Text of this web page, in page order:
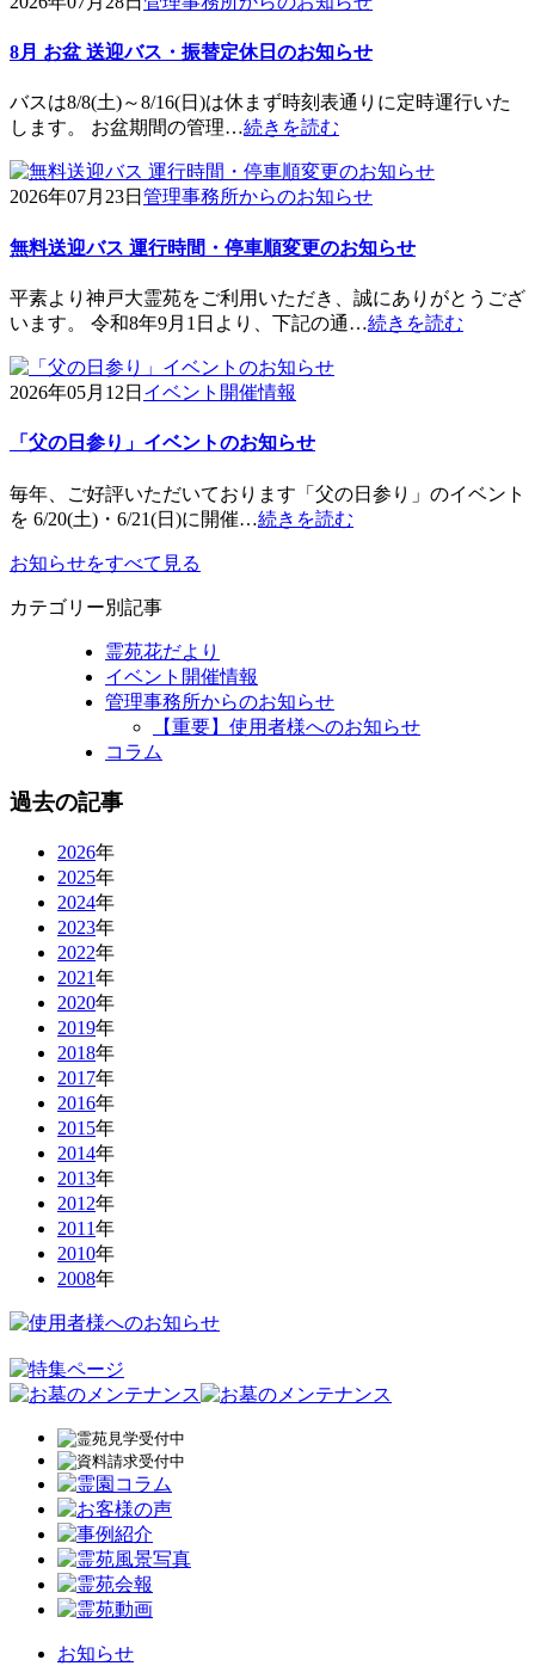
8月 お盆 送迎バス・振替定休日のお知らせ
バスは8/8(土)～8/16(日)は休まず時刻表通りに定時運行いた
します。 お盆期間の管理…続きを読む
2026年07月23日 管理事務所からのお知らせ
無料送迎バス 運行時間・停車順変更のお知らせ
平素より神戸大霊苑をご利用いただき、誠にありがとうござ
います。 令和8年9月1日より、下記の通…続きを読む
2026年05月12日 イベント開催情報
「父の日参り」イベントのお知らせ
毎年、ご好評いただいております「父の日参り」のイベント
を 6/20(土)・6/21(日)に開催…続きを読む
お知らせをすべて見る
カテゴリー別記事
霊苑花だより
イベント開催情報
管理事務所からのお知らせ
【重要】使用者様へのお知らせ
コラム
過去の記事
2026年
2025年
2024年
2023年
2022年
2021年
2020年
2019年
2018年
2017年
2016年
2015年
2014年
2013年
2012年
2011年
2010年
2008年
お知らせ